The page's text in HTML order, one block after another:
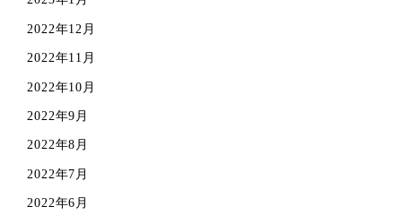
2022年12月
2022年11月
2022年10月
2022年9月
2022年8月
2022年7月
2022年6月